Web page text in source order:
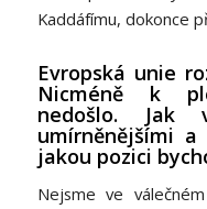
Kaddáfímu, dokonce
Evropská unie
Nicméně k
nedošlo. Jak
umírněnějšími
jakou pozici
Nejsme ve